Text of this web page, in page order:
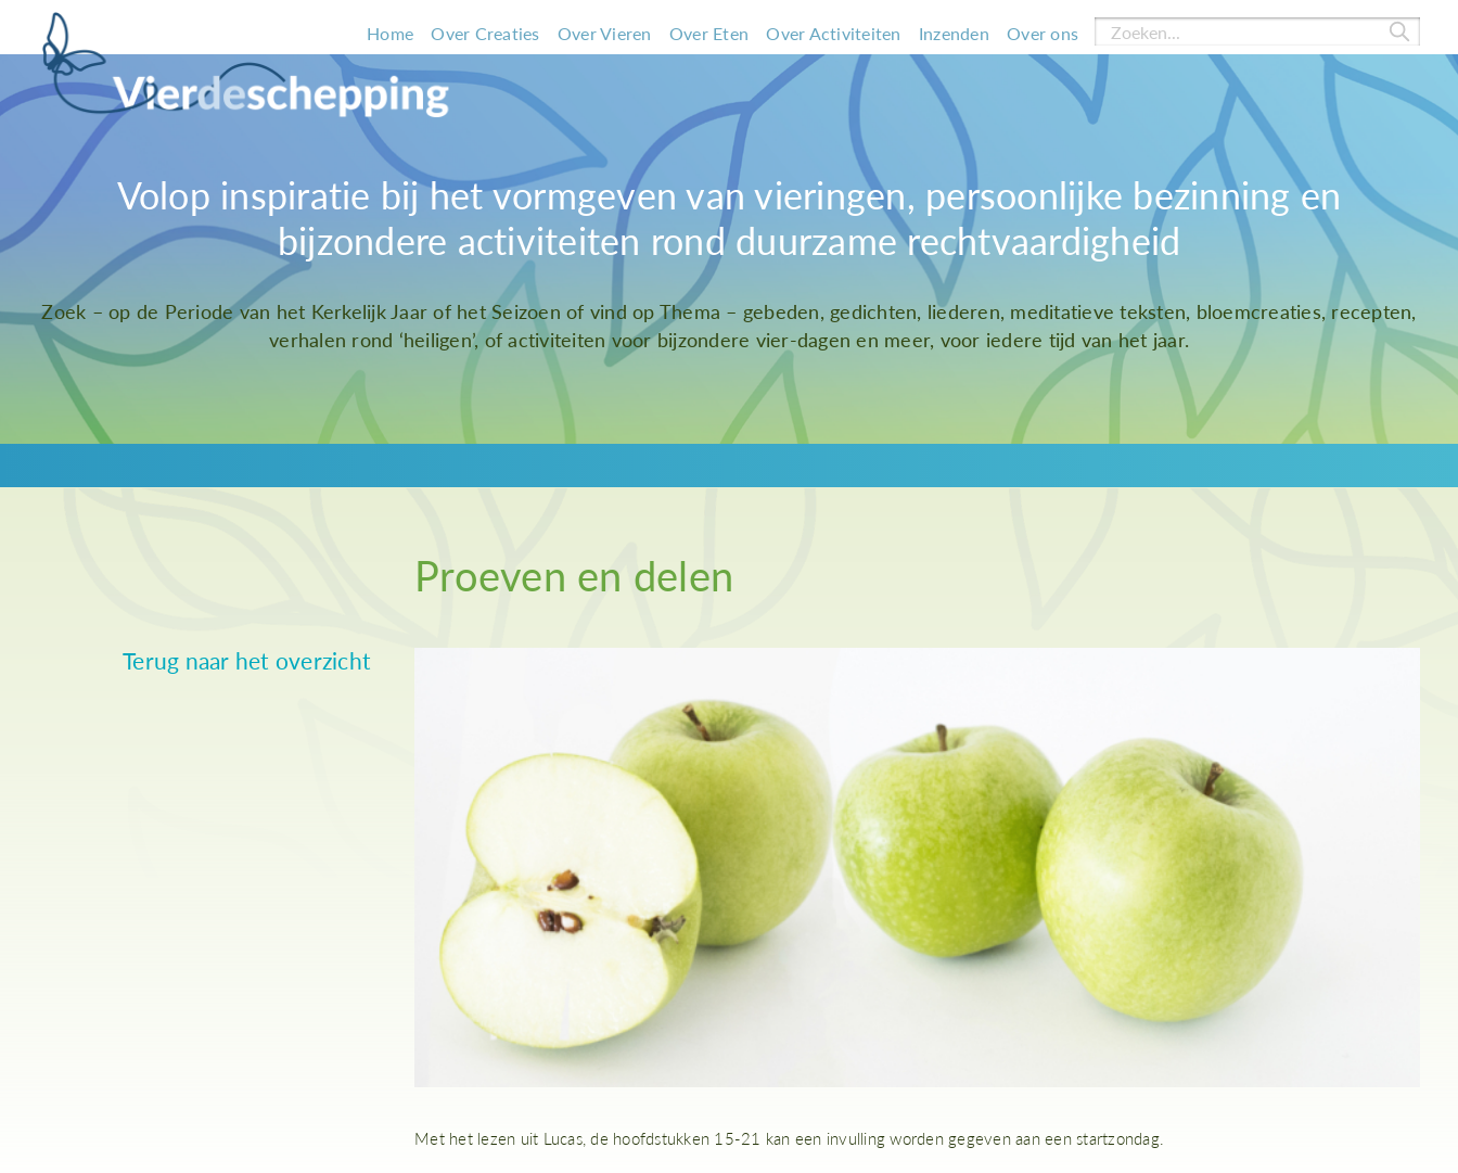
Home Over Creaties Over Vieren Over Eten Over Activiteiten Inzenden Over ons
Volop inspiratie bij het vormgeven van vieringen, persoonlijke bezinning en
bijzondere activiteiten rond duurzame rechtvaardigheid
Zoek – op de Periode van het Kerkelijk Jaar of het Seizoen of vind op Thema – gebeden, gedichten, liederen, meditatieve teksten, bloemcreaties, recepten,
verhalen rond ‘heiligen’, of activiteiten voor bijzondere vier-dagen en meer, voor iedere tijd van het jaar.
Terug naar het overzicht
Proeven en delen
Met het lezen uit Lucas, de hoofdstukken 15-21 kan een invulling worden gegeven aan een startzondag.